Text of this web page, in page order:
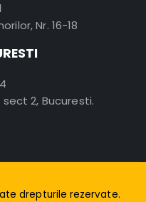
Nr. 16-18
2, Bucuresti.
drepturile rezervate.